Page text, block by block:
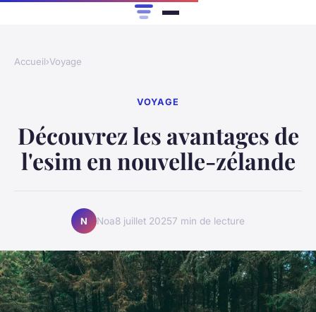
Accueil›Voyage
VOYAGE
Découvrez les avantages de
l'esim en nouvelle-zélande
N Noa8 juillet 20257 min de lecture